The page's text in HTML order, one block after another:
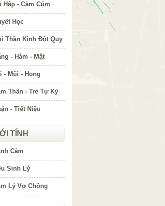
Hấp - Cảm Cúm
Học
Thần Kinh Đột Quỵ
- Hàm - Mặt
- Mũi - Họng
Thần - Trẻ Tự Kỷ
- Tiết Niệu
TÍNH
Cảm
Sinh Lý
Lý Vợ Chồng